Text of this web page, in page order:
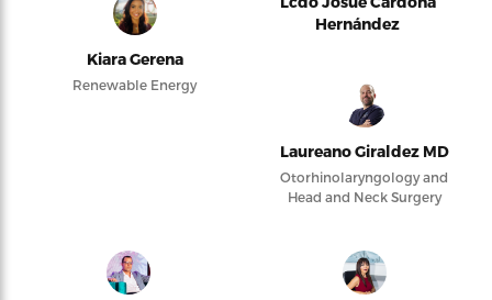
Kiara Gerena
Renewable Energy
Hernández
Laureano Giraldez MD
Otorhinolaryngology and
Head and Neck Surgery